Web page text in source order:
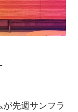
が先週サンフラ